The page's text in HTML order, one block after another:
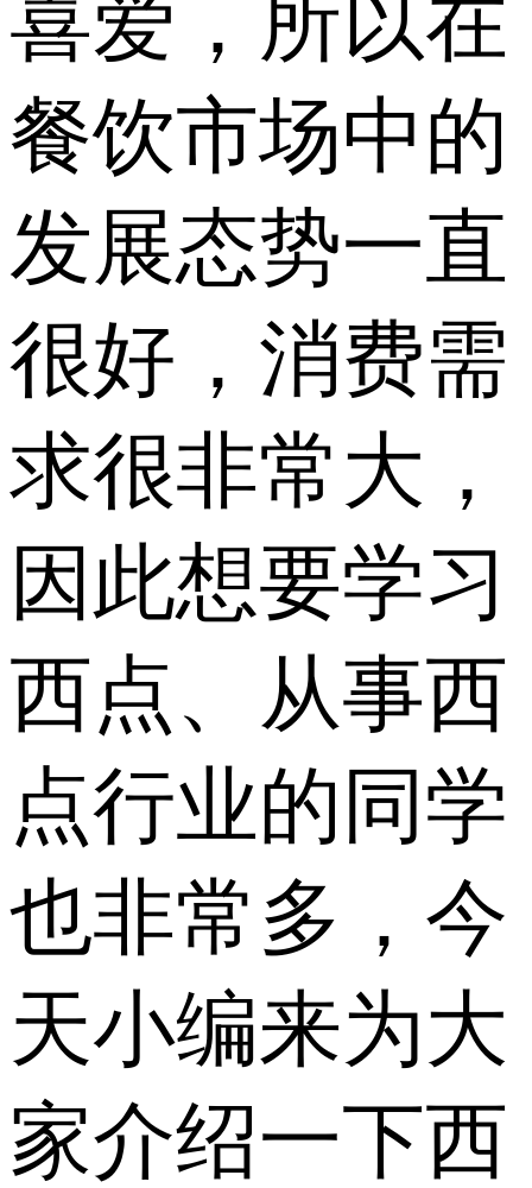
喜爱，所以在
餐饮市场中的
发展态势一直
很好，消费需
求很非常大，
因此想要学习
西点、从事西
点行业的同学
也非常多，今
天小编来为大
家介绍一下西